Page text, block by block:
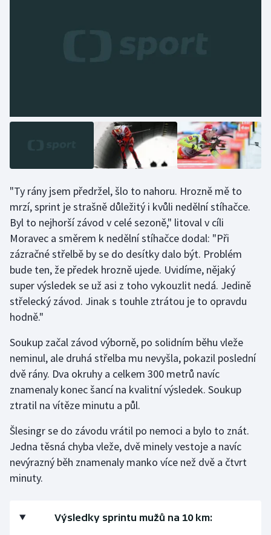
"Ty rány jsem předržel, šlo to nahoru. Hrozně mě to
mrzí, sprint je strašně důležitý i kvůli nedělní stíhačce.
Byl to nejhorší závod v celé sezoně," litoval v cíli
Moravec a směrem k nedělní stíhačce dodal: "Při
zázračné střelbě by se do desítky dalo být. Problém
bude ten, že předek hrozně ujede. Uvidíme, nějaký
super výsledek se už asi z toho vykouzlit nedá. Jedině
střelecký závod. Jinak s touhle ztrátou je to opravdu
hodně."
Soukup začal závod výborně, po solidním běhu vleže
neminul, ale druhá střelba mu nevyšla, pokazil poslední
dvě rány. Dva okruhy a celkem 300 metrů navíc
znamenaly konec šancí na kvalitní výsledek. Soukup
ztratil na vítěze minutu a půl.
Šlesingr se do závodu vrátil po nemoci a bylo to znát.
Jedna těsná chyba vleže, dvě minely vestoje a navíc
nevýrazný běh znamenaly manko více než dvě a čtvrt
minuty.
Výsledky sprintu mužů na 10 km: